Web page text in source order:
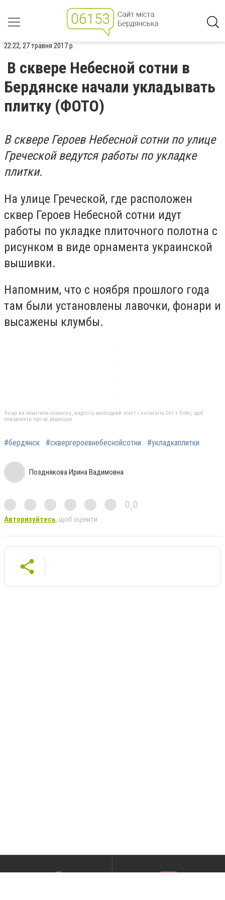
22:22, 27 травня 2017 р.
В сквере Небесной сотни в
Бердянске начали укладывать
плитку (ФОТО)
В сквере Героев Небесной сотни по улице
Греческой ведутся работы по укладке
плитки.
На улице Греческой, где расположен
сквер Героев Небесной сотни идут
работы по укладке плиточного полотна с
рисунком в виде орнамента украинской
вышивки.
Напомним, что с ноября прошлого года
там были установлены лавочки, фонари и
высажены клумбы.
Якщо ви помітили помилку, виділіть необхідний текст і натисніть Ctrl + Enter, щоб
повідомити про це редакцію
#бердянск #сквергероевнебеснойсотни #укладкаплитки
Позднякова Ирина Вадимовна
0,0
Авторизуйтесь, щоб оцінити